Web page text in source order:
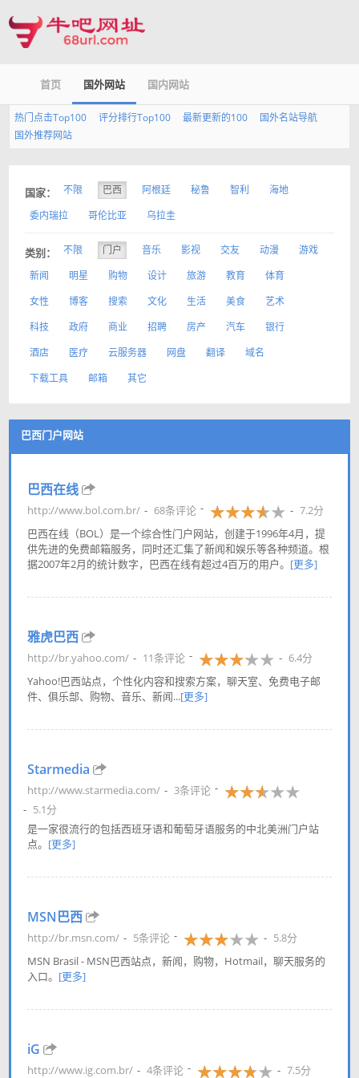
首页 国外网站 国内网站
热门点击Top100 评分排行Top100 最新更新的100
国外名站导航
国外推荐网站
国家： 不限 巴西 阿根廷 秘鲁 智利
海地
委内瑞拉
哥伦比亚 乌拉圭
类别： 不限 门户 音乐 影视 交友 动漫
游戏
新闻
明星 购物 设计 旅游 教育
体育
女性
博客 搜索 文化 生活 美食
艺术
科技
政府 商业 招聘 房产 汽车
银行
酒店
医疗 云服务器 网盘 翻译
域名
下载工具
邮箱 其它
巴西门户网站
巴西在线
http://www.bol.com.br/ 68条评论
7.2分
巴西在线（BOL）是一个综合性门户网站，创建于1996年4月，提
供先进的免费邮箱服务，同时还汇集了新闻和娱乐等各种频道。根
据2007年2月的统计数字，巴西在线有超过4百万的用户。 [更多]
雅虎巴西
http://br.yahoo.com/ 11条评论
6.4分
Yahoo!巴西站点，个性化内容和搜索方案，聊天室、免费电子邮
件、俱乐部、购物、音乐、新闻...[更多]
Starmedia
http://www.starmedia.com/
3条评论
5.1分
是一家很流行的包括西班牙语和葡萄牙语服务的中北美洲门户站
点。 [更多]
MSN巴西
http://br.msn.com/ 5条评论
5.8分
MSN Brasil - MSN巴西站点，新闻，购物，Hotmail，聊天服务的
入口。 [更多]
iG
http://www.ig.com.br/ 4条评论 7.5分